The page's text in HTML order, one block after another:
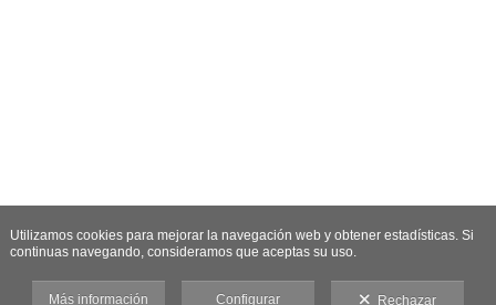
Utilizamos cookies para mejorar la navegación web y obtener estadísticas. Si
continuas navegando, consideramos que aceptas su uso.
Más información Configurar Rechazar